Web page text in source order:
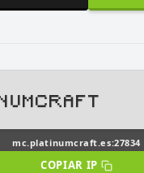
Network
mc.platinumcraft.es:27834
COPIAR IP